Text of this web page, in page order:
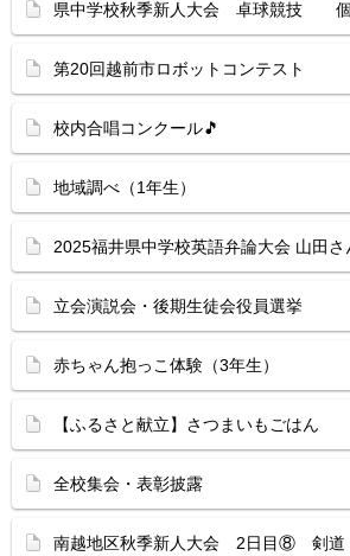
県中学校秋季新人大会 卓球競技 個
第20回越前市ロボットコンテスト
校内合唱コンクール🎵
地域調べ（1年生）
2025福井県中学校英語弁論大会 山田さ
立会演説会・後期生徒会役員選挙
赤ちゃん抱っこ体験（3年生）
【ふるさと献立】さつまいもごはん
全校集会・表彰披露
南越地区秋季新人大会 2日目⑧ 剣道